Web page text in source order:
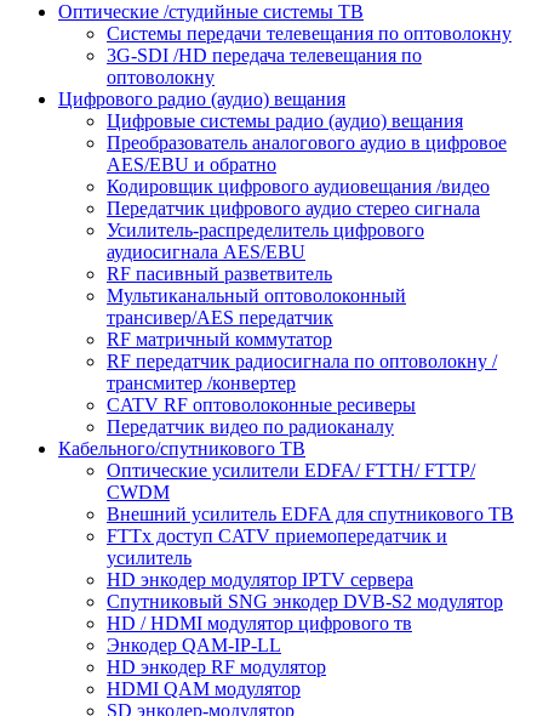
Оптические /студийные системы ТВ
Системы передачи телевещания по оптоволокну
3G-SDI /HD передача телевещания по
оптоволокну
Цифрового радио (аудио) вещания
Цифровые системы радио (аудио) вещания
Преобразователь аналогового аудио в цифровое
AES/EBU и обратно
Кодировщик цифрового аудиовещания /видео
Передатчик цифрового аудио стерео сигнала
Усилитель-распределитель цифрового
аудиосигнала AES/EBU
RF пасивный разветвитель
Мультиканальный оптоволоконный
трансивер/AES передатчик
RF матричный коммутатор
RF передатчик радиосигнала по оптоволокну /
трансмитер /конвертер
CATV RF оптоволоконные ресиверы
Передатчик видео по радиоканалу
Кабельного/спутникового ТВ
Оптические усилители EDFA/ FTTH/ FTTP/
CWDM
Внешний усилитель EDFA для спутникового ТВ
FTTx доступ CATV приемопередатчик и
усилитель
HD энкодер модулятор IPTV сервера
Спутниковый SNG энкодер DVB-S2 модулятор
HD / HDMI модулятор цифрового тв
Энкодер QAM-IP-LL
HD энкодер RF модулятор
HDMI QAM модулятор
SD энкодер-модулятор